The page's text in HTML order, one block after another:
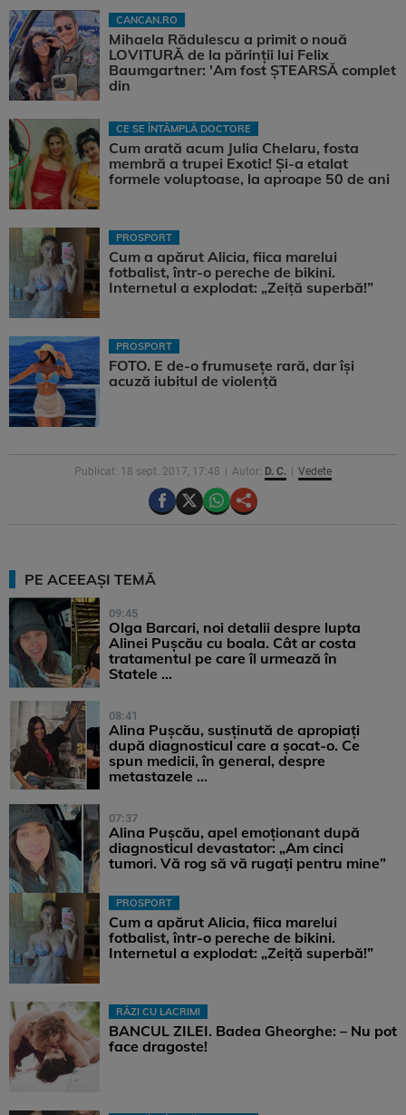
CANCAN.RO
Mihaela Rădulescu a primit o nouă
LOVITURĂ de la părinții lui Felix
Baumgartner: 'Am fost ȘTEARSĂ complet
din
CE SE ÎNTÂMPLĂ DOCTORE
Cum arată acum Julia Chelaru, fosta
membră a trupei Exotic! Și-a etalat
formele voluptoase, la aproape 50 de ani
PROSPORT
Cum a apărut Alicia, fiica marelui
fotbalist, într-o pereche de bikini.
Internetul a explodat: „Zeiță superbă!”
PROSPORT
FOTO. E de-o frumusețe rară, dar își
acuză iubitul de violență
Publicat: 18 sept. 2017, 17:48 Autor: D. C. Vedete
PE ACEEAȘI TEMĂ
09:45
Olga Barcari, noi detalii despre lupta
Alinei Pușcău cu boala. Cât ar costa
tratamentul pe care îl urmează în
Statele ...
08:41
Alina Pușcău, susținută de apropiați
după diagnosticul care a șocat-o. Ce
spun medicii, în general, despre
metastazele ...
07:37
Alina Pușcău, apel emoționant după
diagnosticul devastator: „Am cinci
tumori. Vă rog să vă rugați pentru mine”
PROSPORT
Cum a apărut Alicia, fiica marelui
fotbalist, într-o pereche de bikini.
Internetul a explodat: „Zeiță superbă!”
RÂZI CU LACRIMI
BANCUL ZILEI. Badea Gheorghe: – Nu pot
face dragoste!